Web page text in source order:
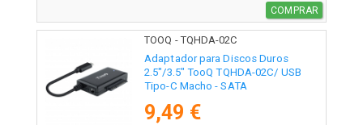
COMPRAR
TOOQ - TQHDA-02C
Adaptador para Discos Duros
2.5"/3.5" TooQ TQHDA-02C/ USB
Tipo-C Macho - SATA
9,49 €